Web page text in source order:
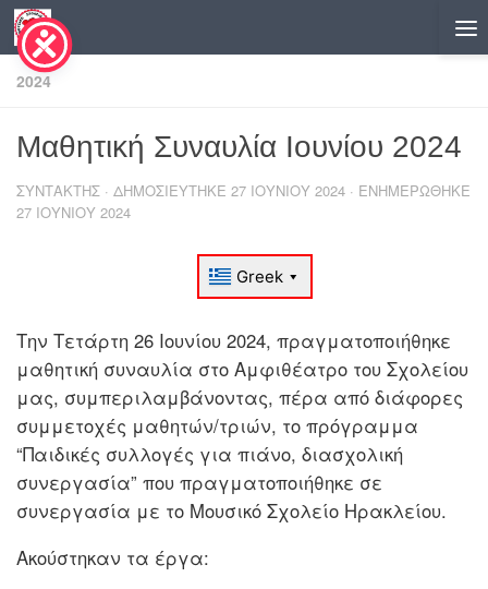
Skip to content
2024
Μαθητική Συναυλία Ιουνίου 2024
ΣΥΝΤΆΚΤΗΣ · ΔΗΜΟΣΙΕΎΤΗΚΕ 27 ΙΟΥΝΊΟΥ 2024 · ΕΝΗΜΕΡΏΘΗΚΕ
27 ΙΟΥΝΊΟΥ 2024
Την Τετάρτη 26 Ιουνίου 2024, πραγματοποιήθηκε
μαθητική συναυλία στο Αμφιθέατρο του Σχολείου
μας, συμπεριλαμβάνοντας, πέρα από διάφορες
συμμετοχές μαθητών/τριών, το πρόγραμμα
“Παιδικές συλλογές για πιάνο, διασχολική
συνεργασία” που πραγματοποιήθηκε σε
συνεργασία με το Μουσικό Σχολείο Ηρακλείου.
Ακούστηκαν τα έργα: